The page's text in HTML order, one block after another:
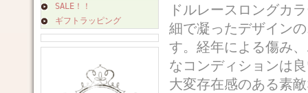
SALE！！
ギフトラッピング
ドルレースロングカ
細で凝ったデザイン
す。経年による傷み
なコンディションは
大変存在感のある素